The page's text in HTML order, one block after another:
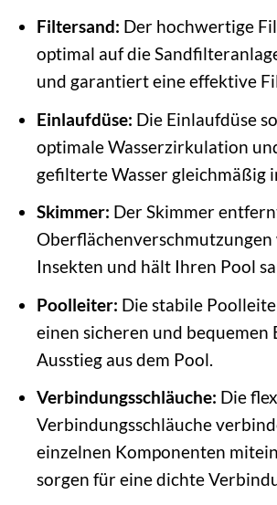
Filtersand: Der hochwertige
optimal auf die
und garantiert eine effektive
Einlaufdüse: Die Einlaufdüse
optimale Wasserzirkulation
gefilterte Wasser gleichmäßig
Skimmer: Der Skimmer
Insekten und hält Ihren Pool
Poolleiter: Die stabile
einen sicheren und bequemen
Ausstieg aus dem Pool.
Verbindungsschläuche: Die
Verbindungsschläuche
einzelnen Komponenten
sorgen für eine dichte